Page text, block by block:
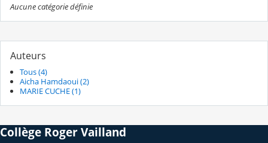
Aucune catégorie définie
Auteurs
Tous (4)
Aicha Hamdaoui (2)
MARIE CUCHE (1)
Collège Roger Vailland